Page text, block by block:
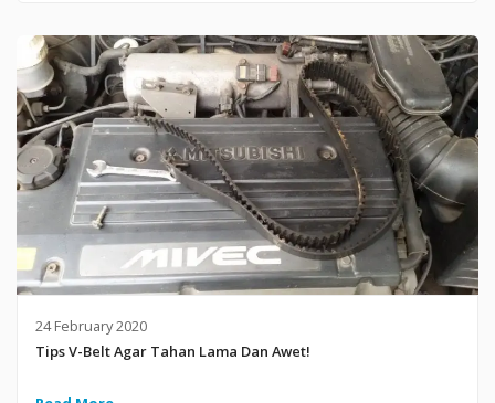
24 February 2020
Tips V-Belt Agar Tahan Lama Dan Awet!